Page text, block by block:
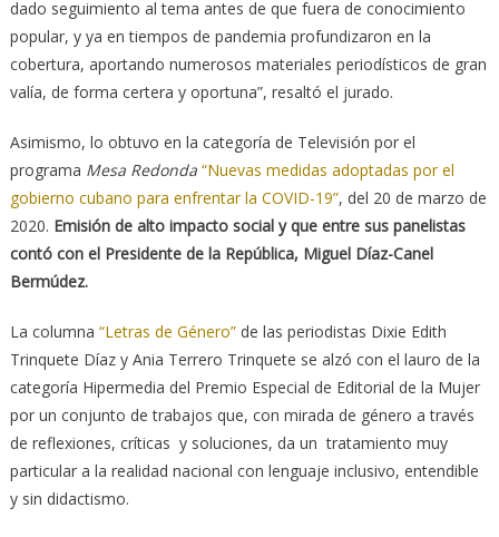
dado seguimiento al tema antes de que fuera de conocimiento
popular, y ya en tiempos de pandemia profundizaron en la
cobertura, aportando numerosos materiales periodísticos de gran
valía, de forma certera y oportuna”, resaltó el jurado.
Asimismo, lo obtuvo en la categoría de Televisión por el
programa Mesa Redonda “Nuevas medidas adoptadas por el
gobierno cubano para enfrentar la COVID-19”, del 20 de marzo de
2020. Emisión de alto impacto social y que entre sus panelistas
contó con el Presidente de la República, Miguel Díaz-Canel
Bermúdez.
La columna “Letras de Género”de las periodistas Dixie Edith
Trinquete Díaz y Ania Terrero Trinquete se alzó con el lauro de la
categoría Hipermedia del Premio Especial de Editorial de la Mujer
por un conjunto de trabajos que, con mirada de género a través
de reflexiones, críticas y soluciones, da un tratamiento muy
particular a la realidad nacional con lenguaje inclusivo, entendible
y sin didactismo.